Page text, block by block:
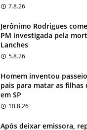
7.8.26
Jerônimo Rodrigues
PM investigada pela
Lanches
5.8.26
Homem inventou
pais para matar as filhas
em SP
10.8.26
Após deixar emissora,